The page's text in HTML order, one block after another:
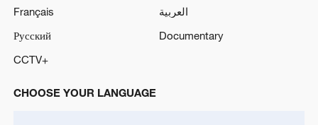
Français
العربية
Русский
Documentary
CCTV+
CHOOSE YOUR LANGUAGE